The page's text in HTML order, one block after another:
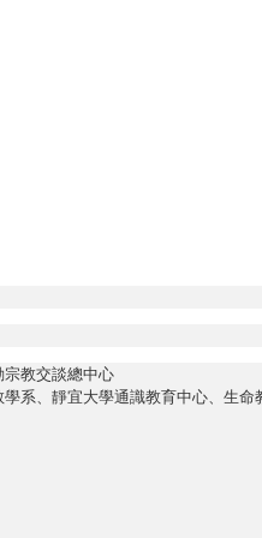
教交談總中心
系、靜宜大學通識教育中心、生命